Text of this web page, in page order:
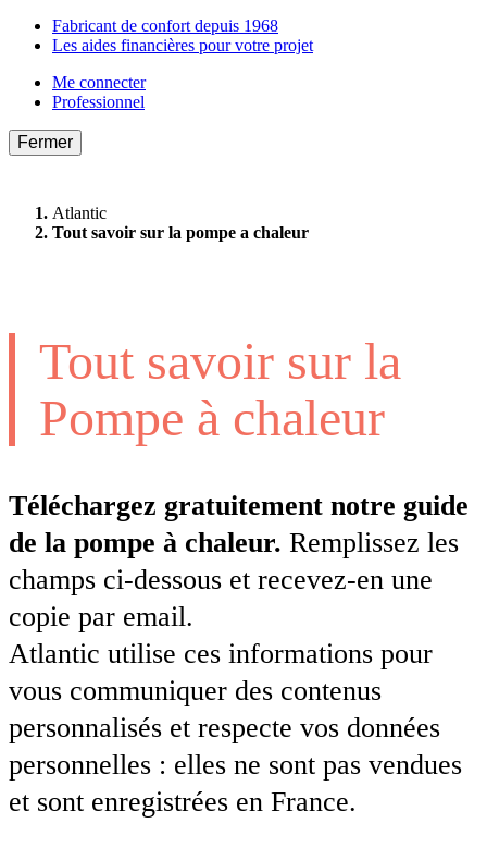
Fabricant de confort depuis 1968
Les aides financières pour votre projet
Me connecter
Professionnel
Fermer
Atlantic
Tout savoir sur la pompe a chaleur
Tout savoir sur la
Pompe à chaleur
Téléchargez gratuitement notre guide
de la pompe à chaleur. Remplissez les
champs ci-dessous et recevez-en une
copie par email.
Atlantic utilise ces informations pour
vous communiquer des contenus
personnalisés et respecte vos données
personnelles : elles ne sont pas vendues
et sont enregistrées en France.